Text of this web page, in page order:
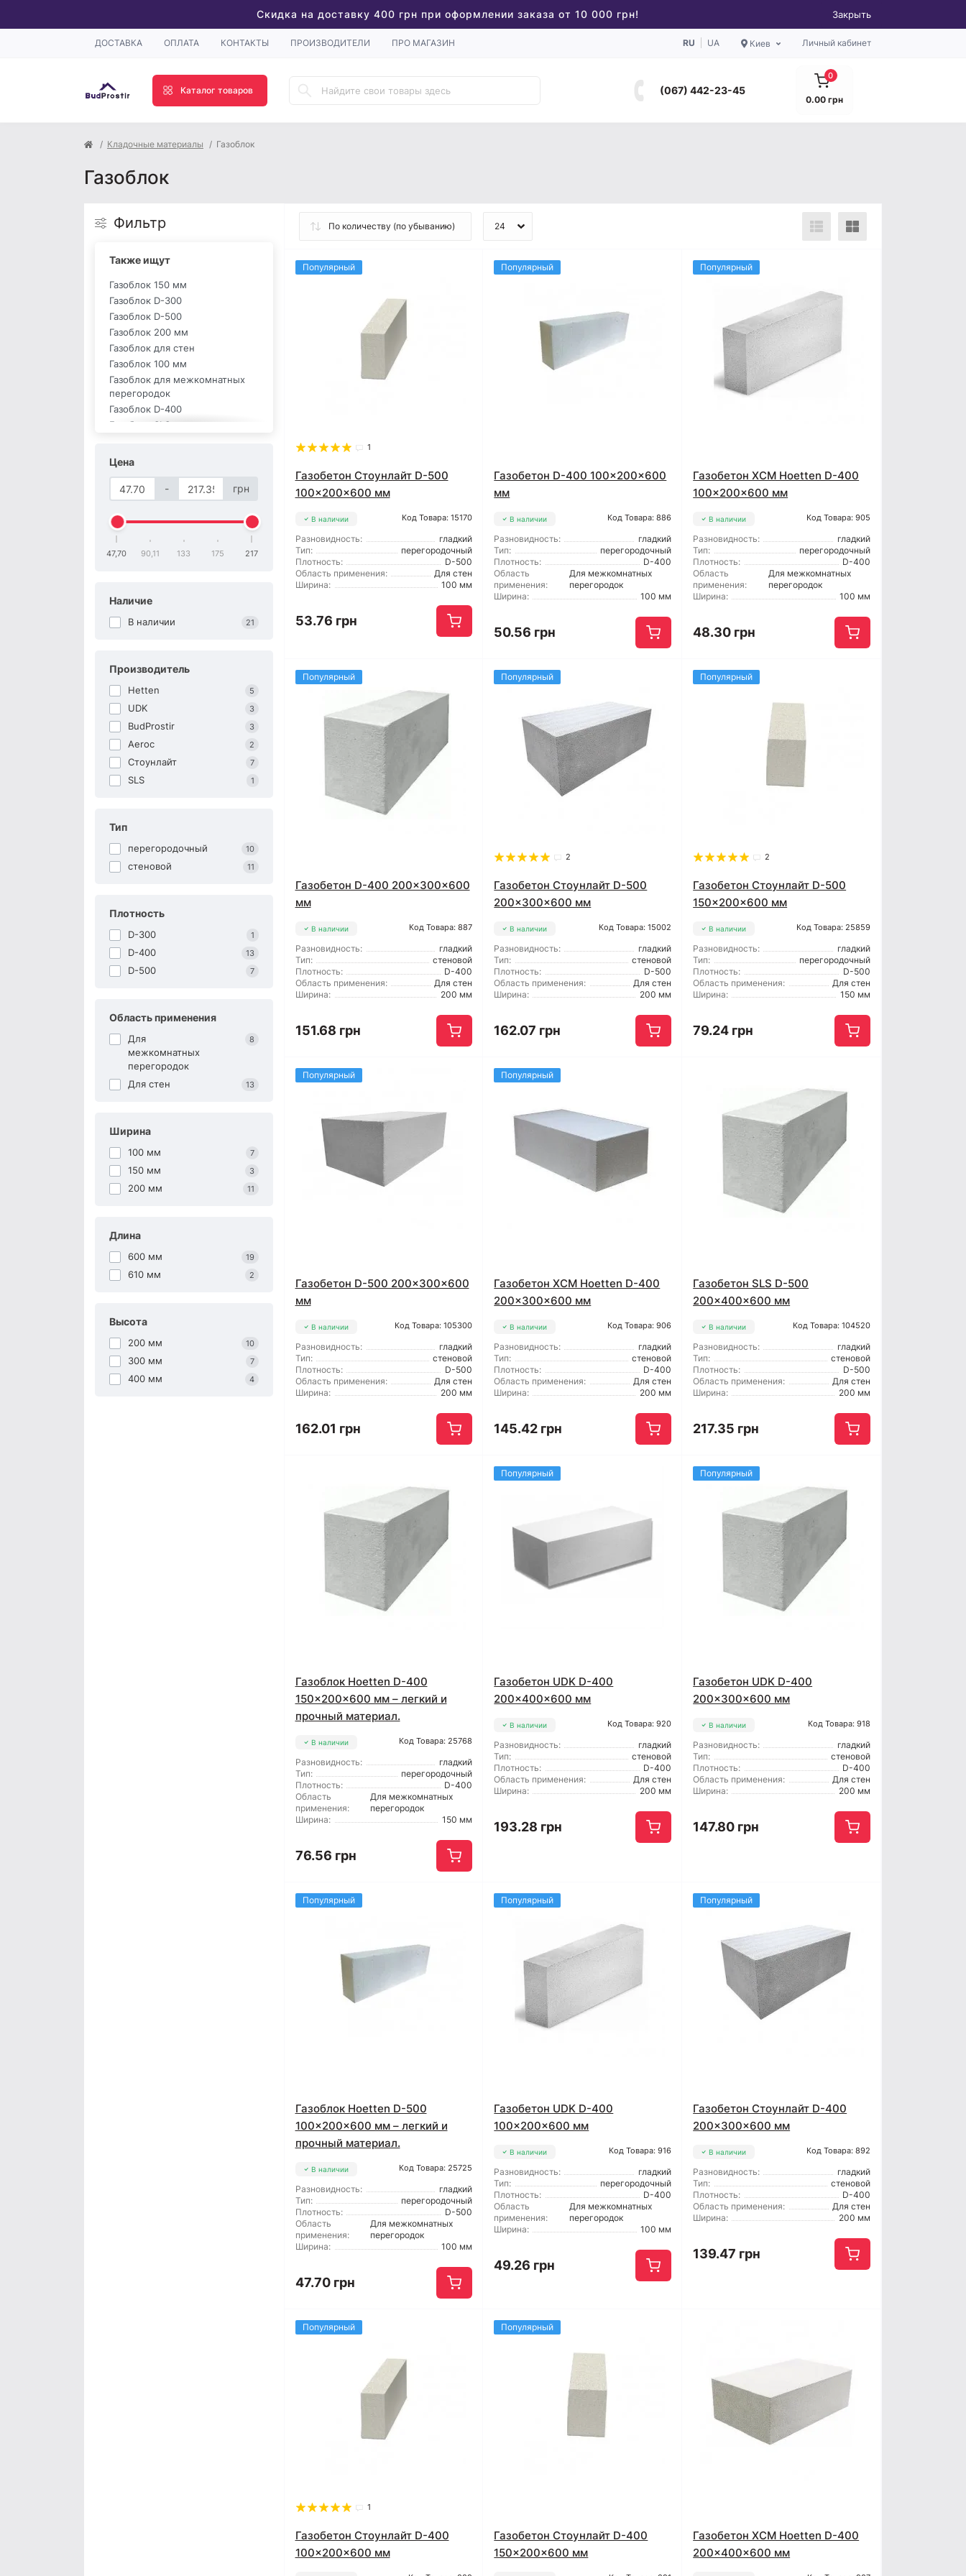
Скидка на доставку 400 грн при оформлении заказа от 10 000 грн! Закрыть
ДОСТАВКА ОПЛАТА КОНТАКТЫ ПРОИЗВОДИТЕЛИ ПРО МАГАЗИН RU UA Киев Личный кабинет
Каталог товаров (067) 442-23-45
0
0.00 грн
Кладочные материалы Газоблок
Газоблок
Фильтр
Также ищут
Газоблок 150 мм
Газоблок D-300
Газоблок D-500
Газоблок 200 мм
Газоблок для стен
Газоблок 100 мм
Газоблок для межкомнатных
перегородок
Газоблок D-400
Газоблок SLS
Газоблок UDK
Цена
- грн
47,70 90,11 133 175 217
Наличие
В наличии 21
Производитель
Hetten 5
UDK 3
BudProstir 3
Aeroc 2
Стоунлайт 7
SLS 1
Тип
перегородочный 10
стеновой 11
Плотность
D-300 1
D-400 13
D-500 7
Область применения
Для
межкомнатных
перегородок
8
Для стен 13
Ширина
100 мм 7
150 мм 3
200 мм 11
Длина
600 мм 19
610 мм 2
Высота
200 мм 10
300 мм 7
400 мм 4
Популярный
1
Газобетон Стоунлайт D-500
100x200x600 мм
В наличии Код Товара: 15170
Разновидность:
гладкий
Тип:
перегородочный
Плотность:
D-500
Область применения:
Для стен
Ширина:
100 мм
53.76 грн
Популярный
Газобетон D-400 100x200x600
мм
В наличии Код Товара: 886
Разновидность:
гладкий
Тип:
перегородочный
Плотность:
D-400
Область
применения:
Для межкомнатных
перегородок
Ширина:
100 мм
50.56 грн
Популярный
Газобетон ХСМ Hoetten D-400
100x200x600 мм
В наличии Код Товара: 905
Разновидность:
гладкий
Тип:
перегородочный
Плотность:
D-400
Область
применения:
Для межкомнатных
перегородок
Ширина:
100 мм
48.30 грн
Популярный
Газобетон D-400 200x300x600
мм
В наличии Код Товара: 887
Разновидность:
гладкий
Тип:
стеновой
Плотность:
D-400
Область применения:
Для стен
Ширина:
200 мм
151.68 грн
Популярный
2
Газобетон Стоунлайт D-500
200x300x600 мм
В наличии Код Товара: 15002
Разновидность:
гладкий
Тип:
стеновой
Плотность:
D-500
Область применения:
Для стен
Ширина:
200 мм
162.07 грн
Популярный
2
Газобетон Стоунлайт D-500
150x200x600 мм
В наличии Код Товара: 25859
Разновидность:
гладкий
Тип:
перегородочный
Плотность:
D-500
Область применения:
Для стен
Ширина:
150 мм
79.24 грн
Популярный
Газобетон D-500 200x300x600
мм
В наличии Код Товара: 105300
Разновидность:
гладкий
Тип:
стеновой
Плотность:
D-500
Область применения:
Для стен
Ширина:
200 мм
162.01 грн
Популярный
Газобетон ХСМ Hoetten D-400
200x300x600 мм
В наличии Код Товара: 906
Разновидность:
гладкий
Тип:
стеновой
Плотность:
D-400
Область применения:
Для стен
Ширина:
200 мм
145.42 грн
Газобетон SLS D-500
200x400x600 мм
В наличии Код Товара: 104520
Разновидность:
гладкий
Тип:
стеновой
Плотность:
D-500
Область применения:
Для стен
Ширина:
200 мм
217.35 грн
Газоблок Hoetten D-400
150x200x600 мм – легкий и
прочный материал.
В наличии Код Товара: 25768
Разновидность:
гладкий
Тип:
перегородочный
Плотность:
D-400
Область
применения:
Для межкомнатных
перегородок
Ширина:
150 мм
76.56 грн
Популярный
Газобетон UDK D-400
200x400x600 мм
В наличии Код Товара: 920
Разновидность:
гладкий
Тип:
стеновой
Плотность:
D-400
Область применения:
Для стен
Ширина:
200 мм
193.28 грн
Популярный
Газобетон UDK D-400
200x300x600 мм
В наличии Код Товара: 918
Разновидность:
гладкий
Тип:
стеновой
Плотность:
D-400
Область применения:
Для стен
Ширина:
200 мм
147.80 грн
Популярный
Газоблок Hoetten D-500
100x200x600 мм – легкий и
прочный материал.
В наличии Код Товара: 25725
Разновидность:
гладкий
Тип:
перегородочный
Плотность:
D-500
Область
применения:
Для межкомнатных
перегородок
Ширина:
100 мм
47.70 грн
Популярный
Газобетон UDK D-400
100x200x600 мм
В наличии Код Товара: 916
Разновидность:
гладкий
Тип:
перегородочный
Плотность:
D-400
Область
применения:
Для межкомнатных
перегородок
Ширина:
100 мм
49.26 грн
Популярный
Газобетон Стоунлайт D-400
200x300x600 мм
В наличии Код Товара: 892
Разновидность:
гладкий
Тип:
стеновой
Плотность:
D-400
Область применения:
Для стен
Ширина:
200 мм
139.47 грн
Популярный
1
Газобетон Стоунлайт D-400
100x200x600 мм
Популярный
Газобетон Стоунлайт D-400
150x200x600 мм
Газобетон ХСМ Hoetten D-400
200x400x600 мм